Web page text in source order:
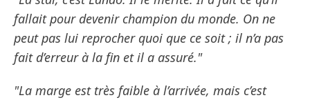
fallait pour devenir champion du monde. On ne
peut pas lui reprocher quoi que ce soit ; il n’a pas
fait d’erreur à la fin et il a assuré."
"La marge est très faible à l’arrivée, mais c’est